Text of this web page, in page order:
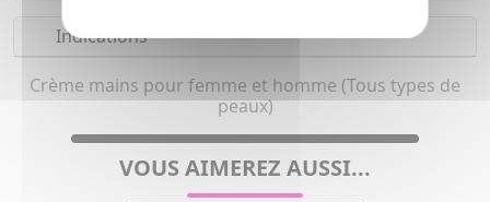
Indications
Crème mains pour femme et homme (Tous types de
peaux)
VOUS AIMEREZ AUSSI...